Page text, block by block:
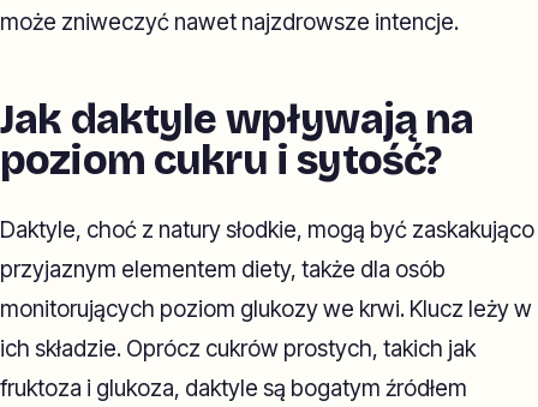
może zniweczyć nawet najzdrowsze intencje.
Jak daktyle wpływają na
poziom cukru i sytość?
Daktyle, choć z natury słodkie, mogą być zaskakująco
przyjaznym elementem diety, także dla osób
monitorujących poziom glukozy we krwi. Klucz leży w
ich składzie. Oprócz cukrów prostych, takich jak
fruktoza i glukoza, daktyle są bogatym źródłem